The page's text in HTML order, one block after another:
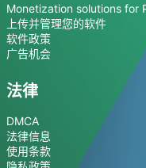
Monetization solutions for
上传并管理您的软件
软件政策
广告机会
法律
DMCA
法律信息
使用条款